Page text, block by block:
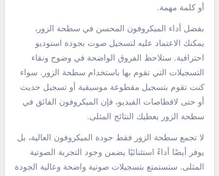
أو كلمة مهمة.
بفضل أداء الميكروفون المحسن في سطحة الزور،
يمكنك الاعتماد عليه لتسجيل صوت بجودة استوديو
احترافية. ستلاحظ الفروق الواضحة في وضوح ونقاء
التسجيلات التي تقوم بها باستخدام سطحة الزور. سواء
كنت تقوم بتسجيل مقطوعة موسيقية أو تسجيل حديث
أو حتى لاقطاصات الفيديو، فإن الميكروفون الفائق في
سطحة الزور يعطيك النتائج المثلى.
لا تجمع سطحة الزور فقط جودة الميكروفون العالية، بل
يوفر أيضًا أداءً استثنائيًا يضمن وجود التجربة الصوتية
المثلى. ستستمتع بتسجيلات صوتية واضحة وعالية الجودة